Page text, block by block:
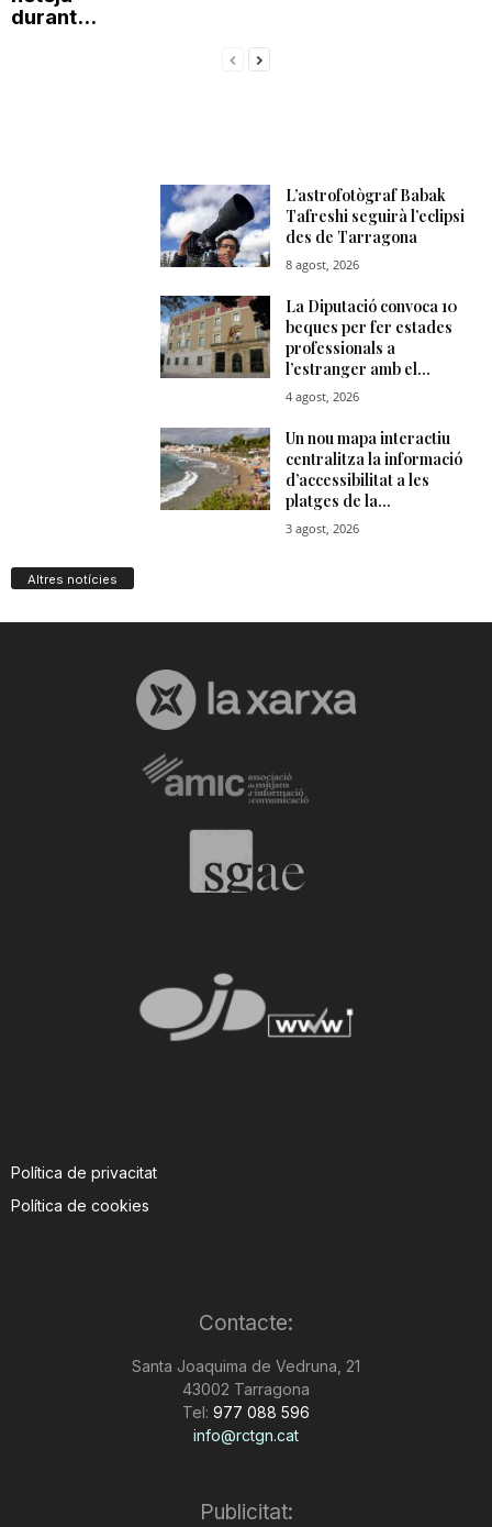
durant...
Altres notícies
Política de privacitat
Política de cookies
Contacte:
Santa Joaquima de Vedruna, 21
43002 Tarragona
Tel: 977 088 596
info@rctgn.cat
Publicitat: